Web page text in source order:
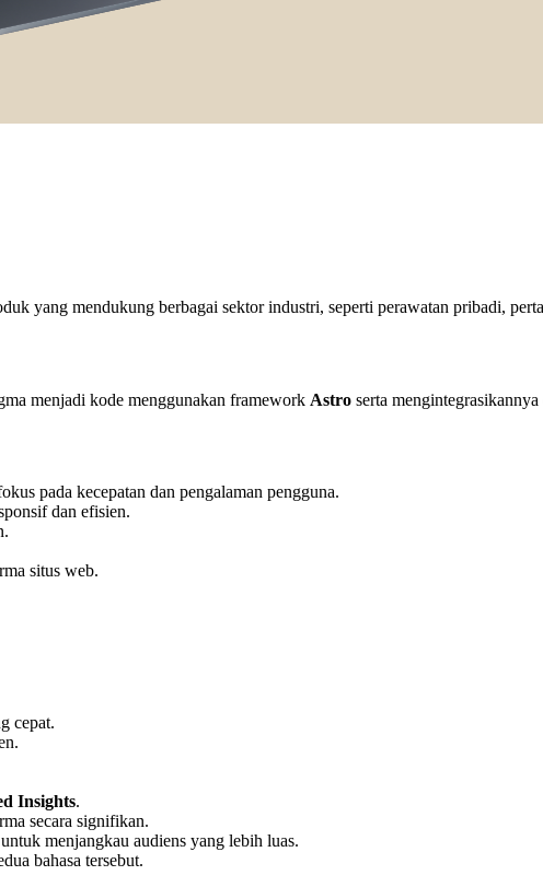
yang mendukung berbagai sektor industri, seperti perawatan pribadi,
menjadi kode menggunakan framework Astro serta mengintegrasikannya
pada kecepatan dan pengalaman pengguna.
dan efisien.
situs web.
cepat.
Insights.
secara signifikan.
menjangkau audiens yang lebih luas.
bahasa tersebut.